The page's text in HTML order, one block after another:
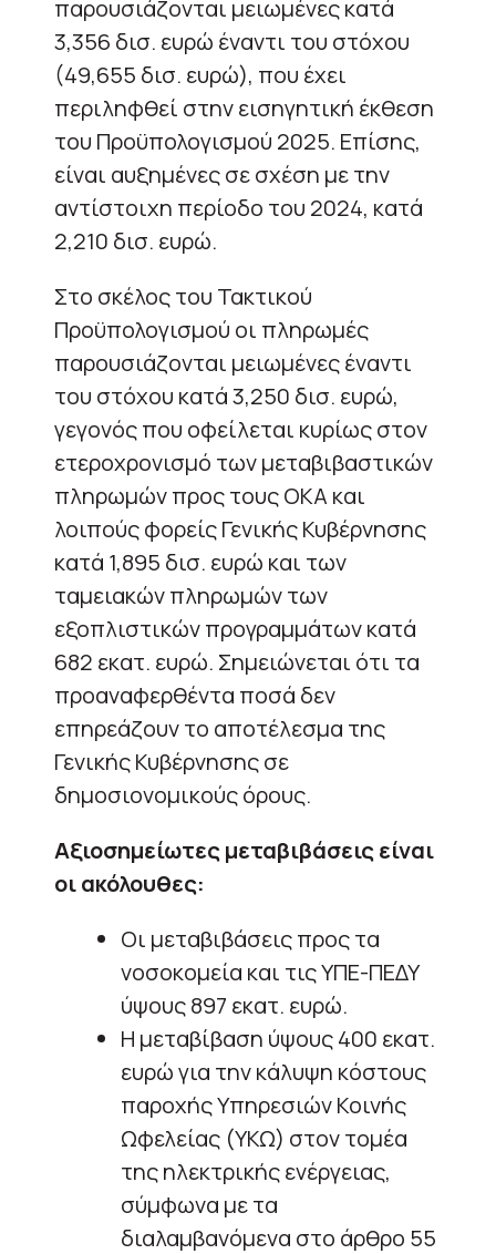
παρουσιάζονται μειωμένες κατά
3,356 δισ. ευρώ έναντι του στόχου
(49,655 δισ. ευρώ), που έχει
περιληφθεί στην εισηγητική έκθεση
του Προϋπολογισμού 2025. Επίσης,
είναι αυξημένες σε σχέση με την
αντίστοιχη περίοδο του 2024, κατά
2,210 δισ. ευρώ.
Στο σκέλος του Τακτικού
Προϋπολογισμού οι πληρωμές
παρουσιάζονται μειωμένες έναντι
του στόχου κατά 3,250 δισ. ευρώ,
γεγονός που οφείλεται κυρίως στον
ετεροχρονισμό των μεταβιβαστικών
πληρωμών προς τους ΟΚΑ και
λοιπούς φορείς Γενικής Κυβέρνησης
κατά 1,895 δισ. ευρώ και των
ταμειακών πληρωμών των
εξοπλιστικών προγραμμάτων κατά
682 εκατ. ευρώ. Σημειώνεται ότι τα
προαναφερθέντα ποσά δεν
επηρεάζουν το αποτέλεσμα της
Γενικής Κυβέρνησης σε
δημοσιονομικούς όρους.
Αξιοσημείωτες μεταβιβάσεις είναι
οι ακόλουθες:
Οι μεταβιβάσεις προς τα
νοσοκομεία και τις ΥΠΕ-ΠΕΔΥ
ύψους 897 εκατ. ευρώ.
Η μεταβίβαση ύψους 400 εκατ.
ευρώ για την κάλυψη κόστους
παροχής Υπηρεσιών Κοινής
Ωφελείας (ΥΚΩ) στον τομέα
της ηλεκτρικής ενέργειας,
σύμφωνα με τα
διαλαμβανόμενα στο άρθρο 55